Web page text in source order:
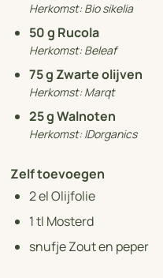
Herkomst:Bio sikelia
50g Rucola
Herkomst:Beleaf
75g Zwarte olijven
Herkomst:Marqt
25g Walnoten
Herkomst:IDorganics
Zelf toevoegen
2el Olijfolie
1tl Mosterd
snufje Zout en peper